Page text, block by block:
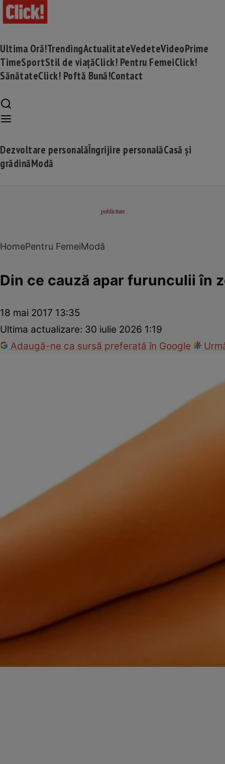
Ultima Oră!TrendingActualitateVedeteVideoPrime
TimeSportStil de viațăClick! Pentru FemeiClick!
SănătateClick! Poftă Bună!Contact
Dezvoltare personalăÎngrijire personalăCasă și
grădinăModă
HomePentru FemeiModă
Din ce cauză apar furunculii în
18 mai 2017 13:35
Ultima actualizare: 30 iulie 2026 1:19
Adaugă-ne ca sursă preferată în Google